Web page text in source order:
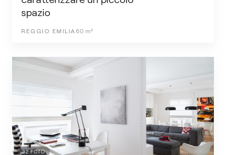
spazio
REGGIO EMILIA 60 m²
32FOTO